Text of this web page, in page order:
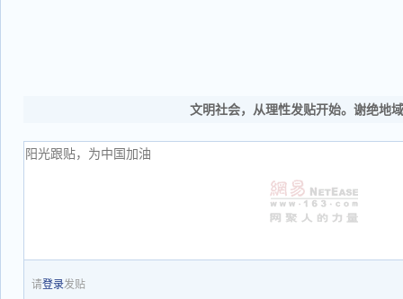
文明社会，从理性发贴开始。谢绝地
请登录发贴